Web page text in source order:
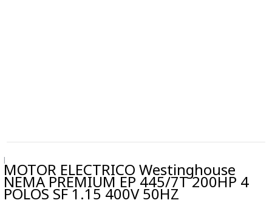
|MOTOR ELECTRICO Westinghouse
NEMA PREMIUM EP 445/7T 200HP 4
POLOS SF 1.15 400V 50HZ